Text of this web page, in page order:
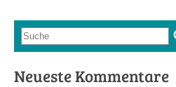
Suchformular
Suche
Neueste Kommentare